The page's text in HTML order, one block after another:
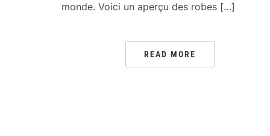
monde. Voici un aperçu des robes […]
READ MORE